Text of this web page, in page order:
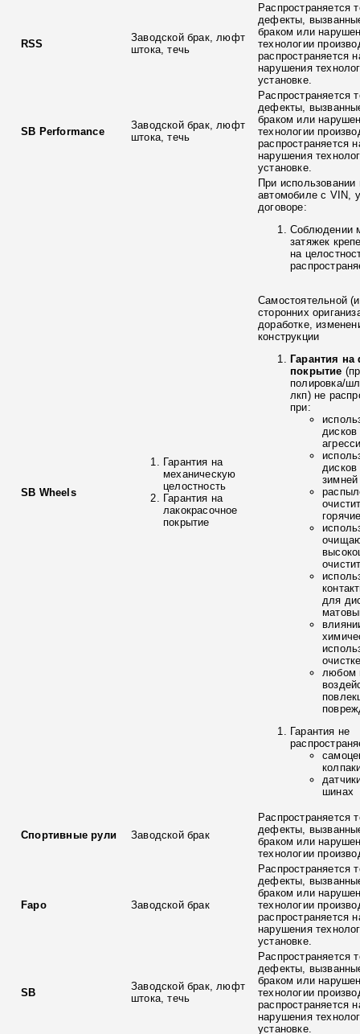
RSS
Заводской брак, люфт
штока, течь
Распространяется
дефекты,
браком или
технологии
распространяется
нарушения
установке.
SB Performance
Заводской брак, люфт
штока, течь
Распространяется
дефекты,
браком или
технологии
распространяется
нарушения
установке.
SB Wheels
Гарантия на
механическую
целостность
Гарантия на
лакокрасочное
покрытие
При использовании
автомобиле с VIN,
договоре:
Соблюдении
затяжек
на
Самостоятельной
сторонних
доработке,
конструкции
Гарантия
покрытие
полировка/
лкп) не
при:
зимней
для
любом
Гарантия не
шинах
Спортивные рули Заводской брак
Распространяется
дефекты,
браком или
технологии
Fapo Заводской брак
Распространяется
дефекты,
браком или
технологии
распространяется
нарушения
установке.
SB
Заводской брак, люфт
штока, течь
Распространяется
дефекты,
браком или
технологии
распространяется
нарушения
установке.